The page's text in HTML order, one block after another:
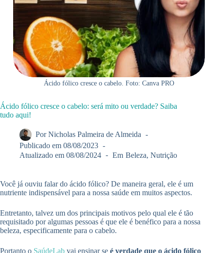
Ácido fólico cresce o cabelo. Foto: Canva PRO
Ácido fólico cresce o cabelo: será mito ou verdade? Saiba
tudo aqui!
Por Nicholas Palmeira de Almeida
Publicado em 08/08/2023
Atualizado em 08/08/2024 Em Beleza, Nutrição
Você já ouviu falar do ácido fólico? De maneira geral, ele é um
nutriente indispensável para a nossa saúde em muitos aspectos.
Entretanto, talvez um dos principais motivos pelo qual ele é tão
requisitado por algumas pessoas é que ele é benéfico para a nossa
beleza, especificamente para o cabelo.
Portanto o SaúdeLab vai ensinar se é verdade que o ácido fólico